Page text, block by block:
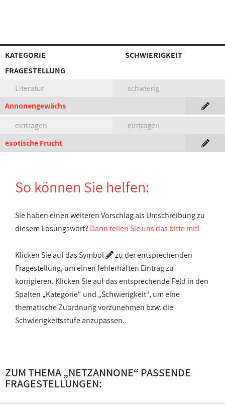
KATEGORIE
SCHWIERIGKEIT
FRAGESTELLUNG
Literatur
schwierig
Annonengewächs
eintragen
eintragen
exotische Frucht
So können Sie helfen:
Sie haben einen weiteren Vorschlag als Umschreibung zu
diesem Lösungswort? Dann teilen Sie uns das bitte mit!
Klicken Sie auf das Symbol
zu der entsprechenden
Fragestellung, um einen fehlerhaften Eintrag zu
korrigieren. Klicken Sie auf das entsprechende Feld in den
Spalten „Kategorie“ und „Schwierigkeit“, um eine
thematische Zuordnung vorzunehmen bzw. die
Schwierigkeitsstufe anzupassen.
ZUM THEMA „NETZANNONE“ PASSENDE
FRAGESTELLUNGEN: